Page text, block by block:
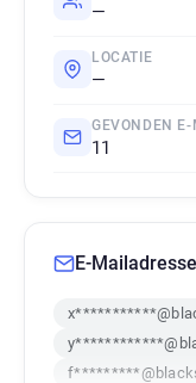
—
LOCATIE
—
GEVONDEN
11
E-